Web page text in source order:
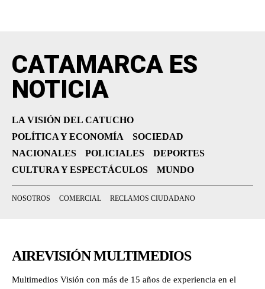
CATAMARCA ES
NOTICIA
LA VISIÓN DEL CATUCHO
POLÍTICA Y ECONOMÍA
SOCIEDAD
NACIONALES
POLICIALES
DEPORTES
CULTURA Y ESPECTÁCULOS
MUNDO
NOSOTROS COMERCIAL RECLAMOS CIUDADANO
AIREVISIÓN MULTIMEDIOS
Multimedios Visión con más de 15 años de experiencia en el